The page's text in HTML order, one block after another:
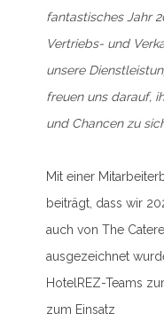
fantastisches Jahr
Vertriebs- und
unsere
freuen uns darauf,
und Chancen zu
Mit einer
beiträgt, dass wir
auch von The
ausgezeichnet
HotelREZ-Teams
zum Einsatz